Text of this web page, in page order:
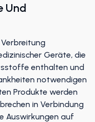
Und
Geräte, die
enthalten und
notwendigen
Produkte werden
in Verbindung
Auswirkungen auf